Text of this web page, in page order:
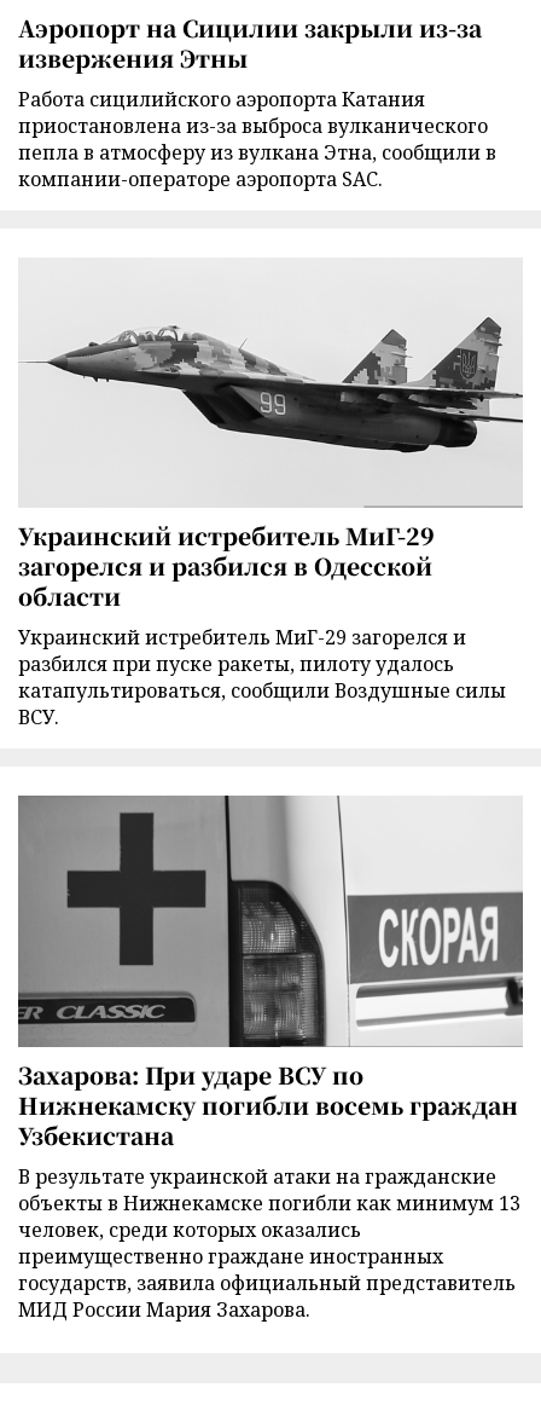
Аэропорт на Сицилии закрыли из-за
извержения Этны
Работа сицилийского аэропорта Катания
приостановлена из-за выброса вулканического
пепла в атмосферу из вулкана Этна, сообщили в
компании-операторе аэропорта SAC.
Украинский истребитель МиГ-29
загорелся и разбился в Одесской
области
Украинский истребитель МиГ-29 загорелся и
разбился при пуске ракеты, пилоту удалось
катапультироваться, сообщили Воздушные силы
ВСУ.
Захарова: При ударе ВСУ по
Нижнекамску погибли восемь граждан
Узбекистана
В результате украинской атаки на гражданские
объекты в Нижнекамске погибли как минимум 13
человек, среди которых оказались
преимущественно граждане иностранных
государств, заявила официальный представитель
МИД России Мария Захарова.